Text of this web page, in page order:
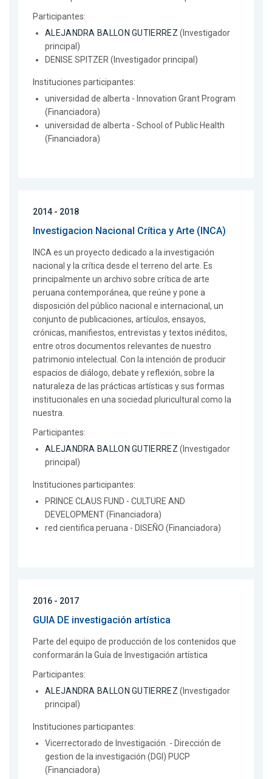
Participantes:
ALEJANDRA BALLON GUTIERREZ (Investigador
principal)
DENISE SPITZER (Investigador principal)
Instituciones participantes:
universidad de alberta - Innovation Grant Program
(Financiadora)
universidad de alberta - School of Public Health
(Financiadora)
2014 - 2018
Investigacion Nacional Crítica y Arte (INCA)
INCA es un proyecto dedicado a la investigación
nacional y la crítica desde el terreno del arte. Es
principalmente un archivo sobre crítica de arte
peruana contemporánea, que reúne y pone a
disposición del público nacional e internacional, un
conjunto de publicaciones, artículos, ensayos,
crónicas, manifiestos, entrevistas y textos inéditos,
entre otros documentos relevantes de nuestro
patrimonio intelectual. Con la intención de producir
espacios de diálogo, debate y reflexión, sobre la
naturaleza de las prácticas artísticas y sus formas
institucionales en una sociedad pluricultural como la
nuestra.
Participantes:
ALEJANDRA BALLON GUTIERREZ (Investigador
principal)
Instituciones participantes:
PRINCE CLAUS FUND - CULTURE AND
DEVELOPMENT (Financiadora)
red cientifica peruana - DISEÑO (Financiadora)
2016 - 2017
GUIA DE investigación artística
Parte del equipo de producción de los contenidos que
conformarán la Guía de Investigación artística
Participantes:
ALEJANDRA BALLON GUTIERREZ (Investigador
principal)
Instituciones participantes:
Vicerrectorado de Investigación. - Dirección de
gestion de la investigación (DGI) PUCP
(Financiadora)